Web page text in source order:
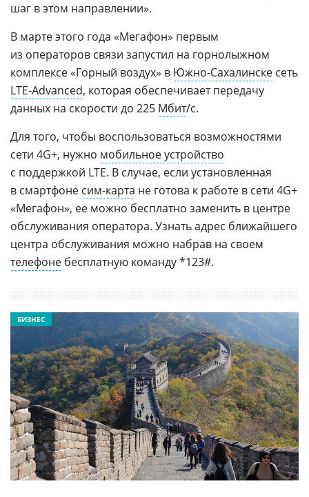
шаг в этом направлении».
В марте этого года «Мегафон» первым
из операторов связи запустил на горнолыжном
комплексе «Горный воздух» в Южно-Сахалинске сеть
LTE-Advanced, которая обеспечивает передачу
данных на скорости до 225 Мбит/с.
Для того, чтобы воспользоваться возможностями
сети 4G+, нужно мобильное устройство
с поддержкой LTE. В случае, если установленная
в смартфоне сим-карта не готова к работе в сети 4G+
«Мегафон», ее можно бесплатно заменить в центре
обслуживания оператора. Узнать адрес ближайшего
центра обслуживания можно набрав на своем
телефоне бесплатную команду *123#.
БИЗНЕС